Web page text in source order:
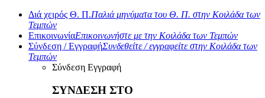
Διά χειρός Θ. Π.Παλιά μηνύματα του Θ. Π. στην Κοιλάδα των
Τεμπών
ΕπικοινωνίαΕπικοινωνήστε με την Κοιλάδα των Τεμπών
Σύνδεση / ΕγγραφήΣυνδεθείτε / εγγραφείτε στην Κοιλάδα των
Τεμπών
Σύνδεση Εγγραφή
ΣΥΝΔΕΣΗ ΣΤΟ